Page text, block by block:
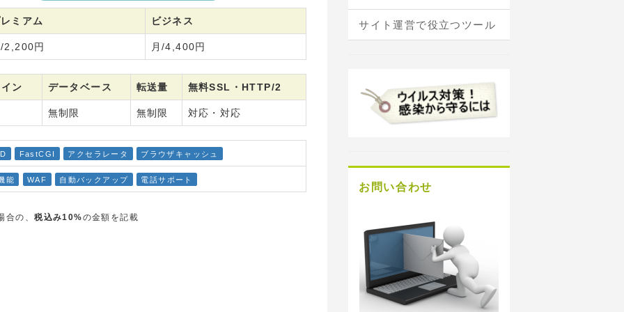
ミアム ビジネス
2,200円 月/4,400円
ン データベース 転送量 無料SSL・HTTP/2
無制限 無制限 対応・対応
FastCGI アクセラレータ ブラウザキャッシュ
能 WAF 自動バックアップ 電話サポート
合の、税込み10%の金額を記載
サイト運営で役立つツール
お問い合わせ